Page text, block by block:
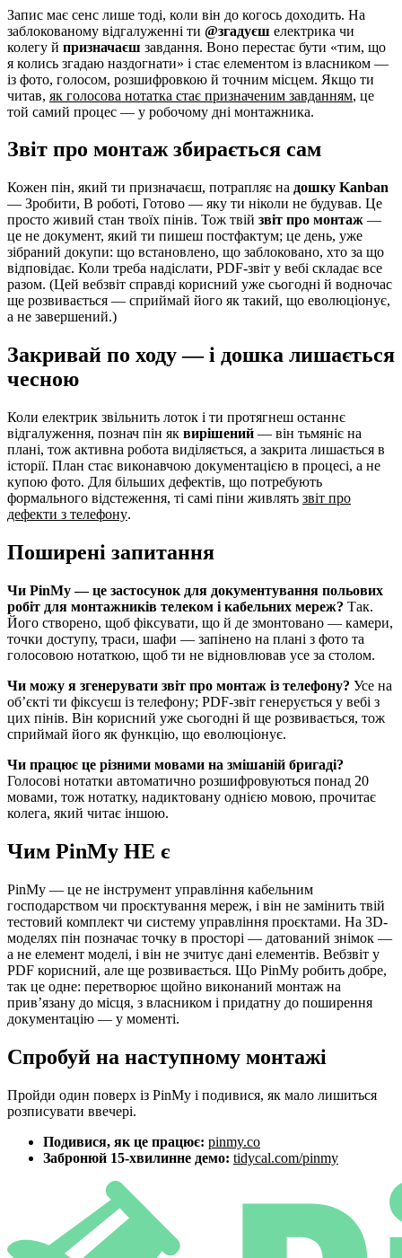
Запис має сенс лише тоді, коли він до когось доходить. На
заблокованому відгалуженні ти @згадуєш електрика чи
колегу й призначаєш завдання. Воно перестає бути «тим, що
я колись згадаю наздогнати» і стає елементом із власником —
із фото, голосом, розшифровкою й точним місцем. Якщо ти
читав, як голосова нотатка стає призначеним завданням, це
той самий процес — у робочому дні монтажника.
Звіт про монтаж збирається сам
Кожен пін, який ти призначаєш, потрапляє на дошку Kanban
— Зробити, В роботі, Готово — яку ти ніколи не будував. Це
просто живий стан твоїх пінів. Тож твій звіт про монтаж —
це не документ, який ти пишеш постфактум; це день, уже
зібраний докупи: що встановлено, що заблоковано, хто за що
відповідає. Коли треба надіслати, PDF-звіт у вебі складає все
разом. (Цей вебзвіт справді корисний уже сьогодні й водночас
ще розвивається — сприймай його як такий, що еволюціонує,
а не завершений.)
Закривай по ходу — і дошка лишається
чесною
Коли електрик звільнить лоток і ти протягнеш останнє
відгалуження, познач пін як вирішений — він тьмяніє на
плані, тож активна робота виділяється, а закрита лишається в
історії. План стає виконавчою документацією в процесі, а не
купою фото. Для більших дефектів, що потребують
формального відстеження, ті самі піни живлять звіт про
дефекти з телефону.
Поширені запитання
Чи PinMy — це застосунок для документування польових
робіт для монтажників телеком і кабельних мереж? Так.
Його створено, щоб фіксувати, що й де змонтовано — камери,
точки доступу, траси, шафи — запінено на плані з фото та
голосовою нотаткою, щоб ти не відновлював усе за столом.
Чи можу я згенерувати звіт про монтаж із телефону? Усе на
об’єкті ти фіксуєш із телефону; PDF-звіт генерується у вебі з
цих пінів. Він корисний уже сьогодні й ще розвивається, тож
сприймай його як функцію, що еволюціонує.
Чи працює це різними мовами на змішаній бригаді?
Голосові нотатки автоматично розшифровуються понад 20
мовами, тож нотатку, надиктовану однією мовою, прочитає
колега, який читає іншою.
Чим PinMy НЕ є
PinMy — це не інструмент управління кабельним
господарством чи проєктування мереж, і він не замінить твій
тестовий комплект чи систему управління проєктами. На 3D-
моделях пін позначає точку в просторі — датований знімок —
а не елемент моделі, і він не зчитує дані елементів. Вебзвіт у
PDF корисний, але ще розвивається. Що PinMy робить добре,
так це одне: перетворює щойно виконаний монтаж на
прив’язану до місця, з власником і придатну до поширення
документацію — у моменті.
Спробуй на наступному монтажі
Пройди один поверх із PinMy і подивися, як мало лишиться
розписувати ввечері.
Подивися, як це працює: pinmy.co
Забронюй 15-хвилинне демо: tidycal.com/pinmy